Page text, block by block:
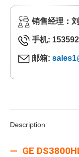
销售经理：
手机:
邮箱:
Description
— GE